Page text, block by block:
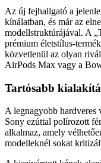
Az új fejhallgató a
kínálatban, és már az
modellstruktúrájával. A
prémium életstílus-
közvetlenül az olyan
AirPods Max vagy a
Tartósabb
A legnagyobb hardveres
Sony ezúttal polírozott
alkalmaz, amely
modelleknél sokat